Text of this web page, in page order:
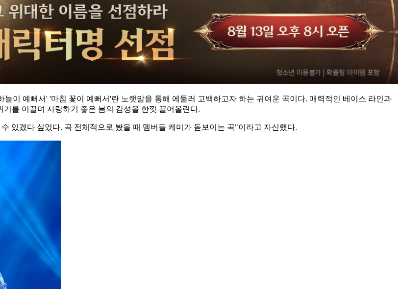
이 예뻐서' '마침 꽃이 예뻐서'란 노랫말을 통해 에둘러 고백하고자 하는 귀여운 곡이다. 매력적인 베이스 라인과
를 이끌며 사랑하기 좋은 봄의 감성을 한껏 끌어올린다.
있겠다 싶었다. 곡 전체적으로 봤을 때 멤버들 케미가 돋보이는 곡"이라고 자신했다.